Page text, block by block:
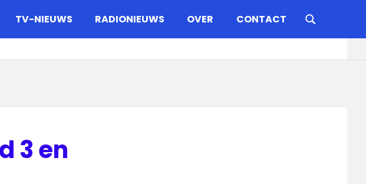
TV-NIEUWS RADIONIEUWS OVER CONTACT
3 en